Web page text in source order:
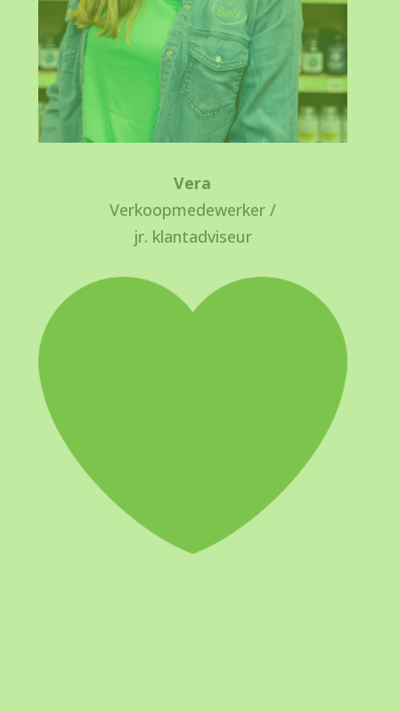
Vera
Verkoopmedewerker /
jr. klantadviseur